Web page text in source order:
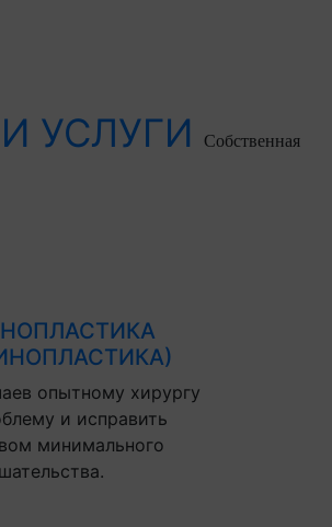
УСЛУГИ
Собственная
опытному хирургу
и исправить
минимального